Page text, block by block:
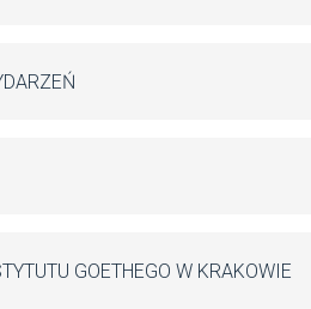
GOETHEGO W KRAKOWIE